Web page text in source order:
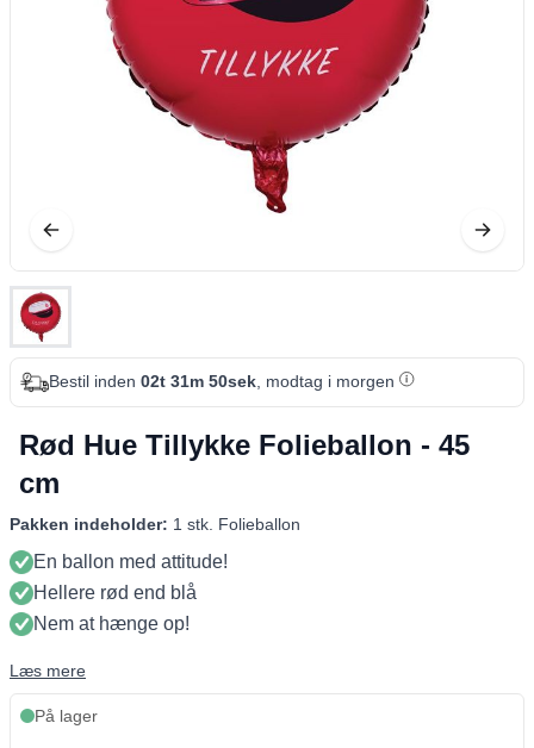
Bestil inden 02t 31m 49sek, modtag i morgen
Rød Hue Tillykke Folieballon - 45
cm
Pakken indeholder: 1 stk. Folieballon
En ballon med attitude!
Hellere rød end blå
Nem at hænge op!
Læs mere
På lager